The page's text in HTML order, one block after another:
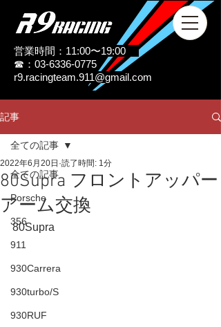
営業時間：11:00〜19:00
☎：03-6336-0775
r9.racingteam.911@gmail.com
記事
全ての記事
Porsche
356
911
930Carrera
930turbo/S
930RUF
全ての記事
80Supra フロントアッパー
アーム交換
2022年6月20日 読了時間: 1分
80Supra